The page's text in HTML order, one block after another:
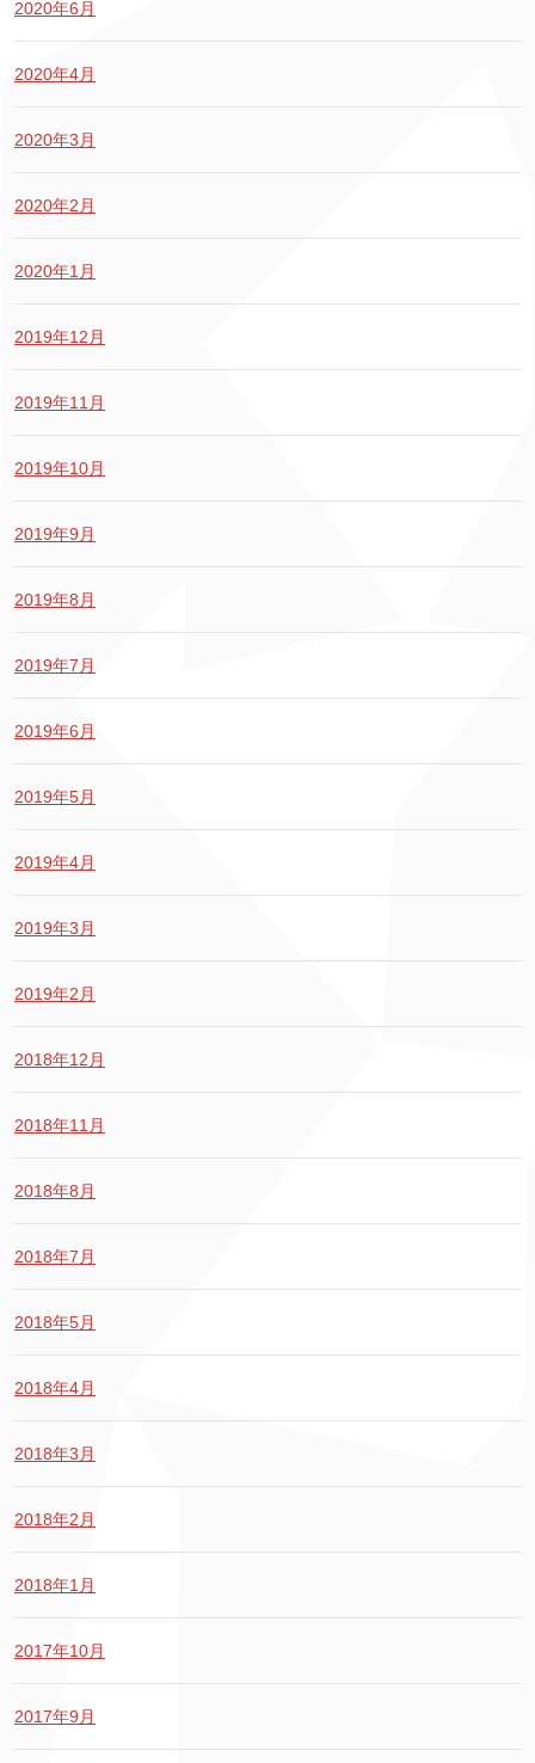
2020年6月
2020年4月
2020年3月
2020年2月
2020年1月
2019年12月
2019年11月
2019年10月
2019年9月
2019年8月
2019年7月
2019年6月
2019年5月
2019年4月
2019年3月
2019年2月
2018年12月
2018年11月
2018年8月
2018年7月
2018年5月
2018年4月
2018年3月
2018年2月
2018年1月
2017年10月
2017年9月